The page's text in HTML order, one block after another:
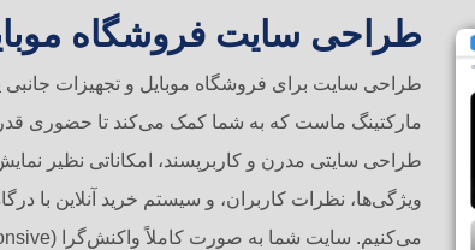
طراحی سایت فروشگاه
طراحی سایت برای فروشگاه موبایل و تجهیزات
مارکتینگ ماست که به شما کمک می‌کند تا حضوری
طراحی سایتی مدرن و کاربرپسند، امکاناتی نظیر
ویژگی‌ها، نظرات کاربران، و سیستم خرید آنلاین با